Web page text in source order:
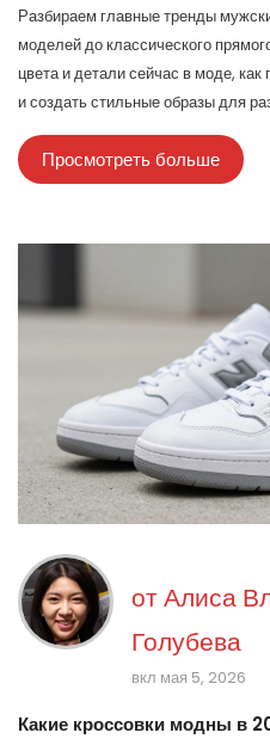
Разбираем главные тренды
моделей до классического
цвета и детали сейчас в моде,
и создать стильные образы для
Просмотреть больше
отАлиса
Голубева
вкл мая 5, 2026
Какие кроссовки модны в